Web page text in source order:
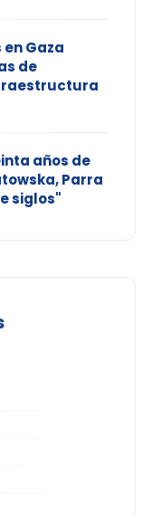
Gaza
de
años de
Parra
siglos"